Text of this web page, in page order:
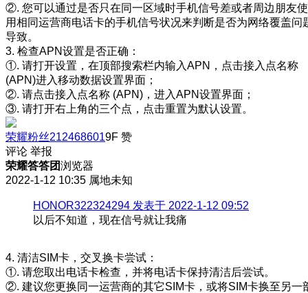
②. 您可以通过是否只在同一区域时手机信号差或者周边朋友使
用相同运营商电话卡的手机信号状况来判断是否为网络覆盖问
导致。
3. 检查APN设置是否正确：
①. 请打开设置，在顶部搜索栏内输入APN，点击接入点名称
(APN)进入移动数据设置界面；
②. 请点击接入点名称 (APN)，进入APN设置界面；
③. 请打开右上角的三个点，点击重置为默认设置。
荣耀粉丝2124686019F 赞
评论 举报
荣耀答答团浏览器
2022-1-12 10:35 属地未知
HONOR322324294 发表于 2022-1-12 09:52
以后不知道，现在信号就让我痛
4. 清洁SIM卡，交叉换卡尝试：
①. 请您取出电话卡检查，并将电话卡保持清洁后尝试。
②. 建议您更换同一运营商的其它SIM卡，或将SIM卡换至另一